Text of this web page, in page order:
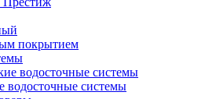
покрытием
водосточные системы
водосточные системы